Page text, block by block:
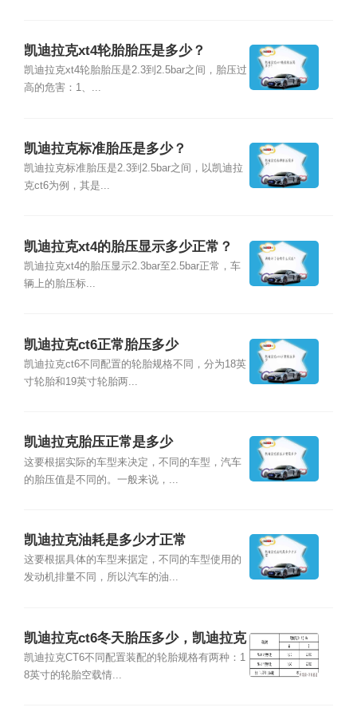
凯迪拉克xt4轮胎胎压是多少？
凯迪拉克xt4轮胎胎压是2.3到2.5bar之间，胎压过
高的危害：1、...
凯迪拉克标准胎压是多少？
凯迪拉克标准胎压是2.3到2.5bar之间，以凯迪拉
克ct6为例，其是...
凯迪拉克xt4的胎压显示多少正常？
凯迪拉克xt4的胎压显示2.3bar至2.5bar正常，车
辆上的胎压标...
凯迪拉克ct6正常胎压多少
凯迪拉克ct6不同配置的轮胎规格不同，分为18英
寸轮胎和19英寸轮胎两...
凯迪拉克胎压正常是多少
这要根据实际的车型来决定，不同的车型，汽车
的胎压值是不同的。一般来说，...
凯迪拉克油耗是多少才正常
这要根据具体的车型来据定，不同的车型使用的
发动机排量不同，所以汽车的油...
凯迪拉克ct6冬天胎压多少，凯迪拉克
ct6夏天胎压多少
凯迪拉克CT6不同配置装配的轮胎规格有两种：1
8英寸的轮胎空载情...